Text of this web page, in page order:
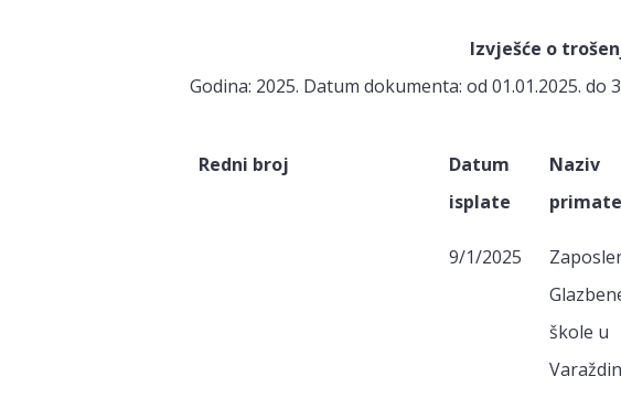
Izvješće o
Godina: 2025. Datum dokumenta: od 01.01.2025. do
Redni broj
Datum
isplate
Naziv
9/1/2025
škole u